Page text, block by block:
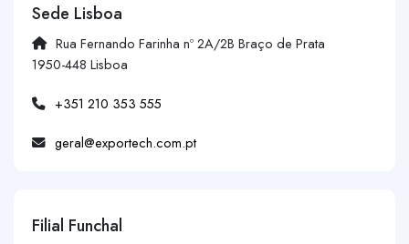
Sede Lisboa
Rua Fernando Farinha nº 2A/2B Braço de Prata
1950-448 Lisboa
+351 210 353 555
geral@exportech.com.pt
Filial Funchal